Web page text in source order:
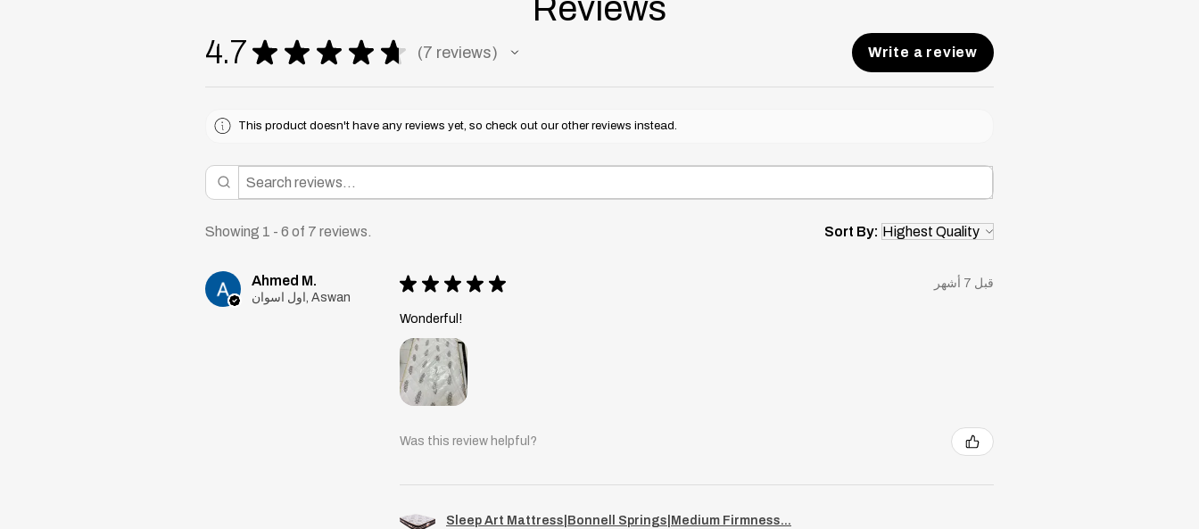
Reviews
4.7 ★ ★ ★ ★ ★ 7 reviews
7 Write a review
This product doesn't have any reviews yet, so check out our other reviews instead.
Showing 1 - 6 of 7 reviews. Sort By:
Ahmed M.
اول اسوان, Aswan
★ ★ ★ ★ ★ قبل 7 أشهر
Wonderful!
Was this review helpful?
Sleep Art Mattress|Bonnell Springs|Medium Firmness...